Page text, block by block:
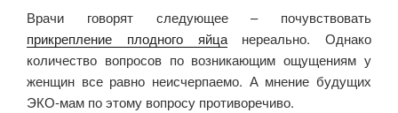
Врачи говорят следующее – почувствовать
прикрепление плодного яйцанереально. Однако
количество вопросов по возникающим ощущениям у
женщин все равно неисчерпаемо. А мнение будущих
ЭКО-мам по этому вопросу противоречиво.